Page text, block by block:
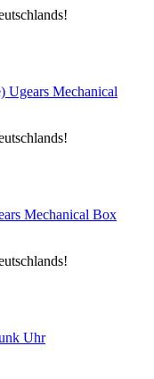
Ugears Mechanical
Mechanical Box
Uhr